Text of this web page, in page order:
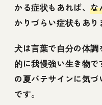
かる症状もあれば、な
かりづらい症状もあり
犬は言葉で自分の体
的に我慢強い生き物
の夏バテサインに気
です。